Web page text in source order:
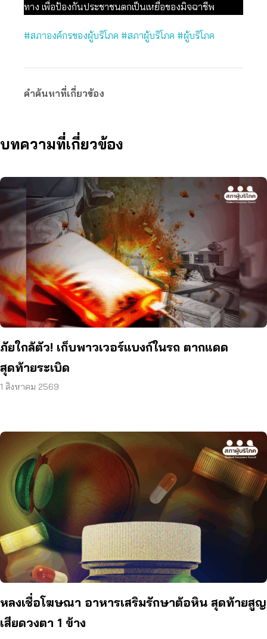
ทาง เพื่อป้องกันประชาชนตกเป็นเหยื่อของมิจฉาชีพ
#สภาองค์กรของผู้บริโภค #สภาผู้บริโภค #ผู้บริโภค
คำค้นหาที่เกี่ยวข้อง
บทความที่เกี่ยวข้อง
ภัยใกล้ตัว! เก็บพาวเวอร์แบงก์ในรถ ตากแดด
สุดท้ายระเบิด
1 สิงหาคม 2569
หลงเชื่อโฆษณา อาหารเสริมรักษาต้อหิน สุดท้ายสูญ
เสียดวงตา 1 ข้าง